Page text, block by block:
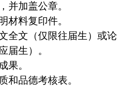
并加盖公章。
材料复印件。
全文（仅限往届生）或论
届生）。
果。
和品德考核表。